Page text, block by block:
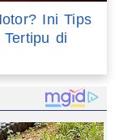
Ini Tips
di